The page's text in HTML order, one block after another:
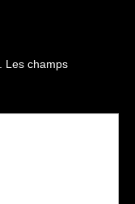
Les champs